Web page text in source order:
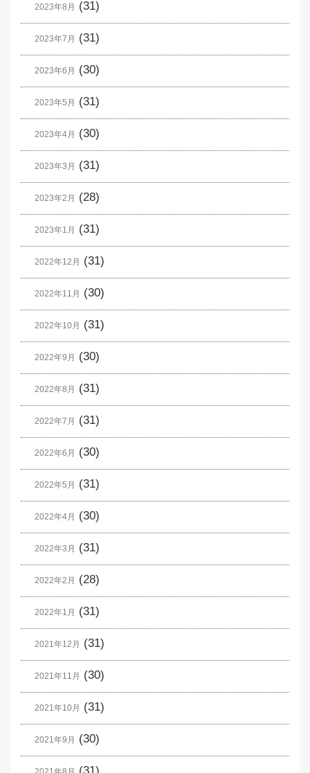
2023年8月 (31)
2023年7月 (31)
2023年6月 (30)
2023年5月 (31)
2023年4月 (30)
2023年3月 (31)
2023年2月 (28)
2023年1月 (31)
2022年12月 (31)
2022年11月 (30)
2022年10月 (31)
2022年9月 (30)
2022年8月 (31)
2022年7月 (31)
2022年6月 (30)
2022年5月 (31)
2022年4月 (30)
2022年3月 (31)
2022年2月 (28)
2022年1月 (31)
2021年12月 (31)
2021年11月 (30)
2021年10月 (31)
2021年9月 (30)